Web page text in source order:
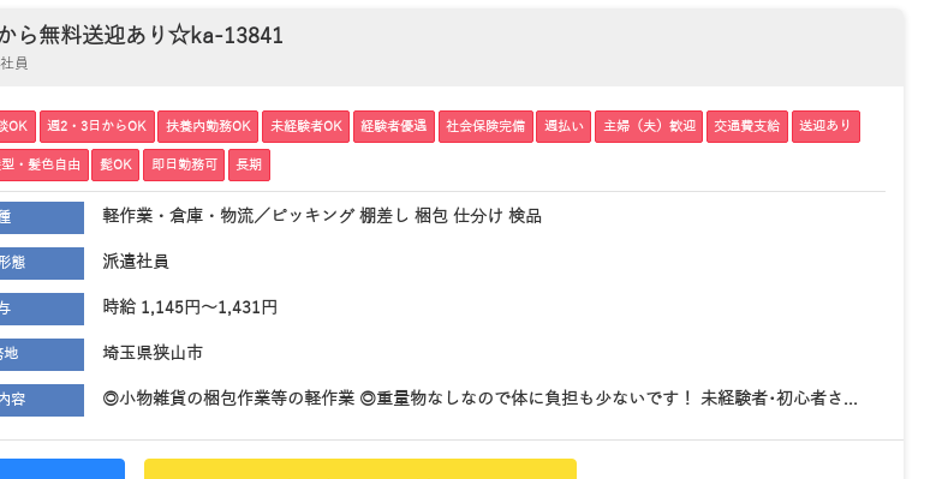
ら無料送迎あり☆ka-13841
員
OK 週2・3日からOK 扶養内勤務OK 未経験者OK 経験者優遇 社会保険完備 週払い 主婦（夫）歓迎 交通費支給 送迎あり
・髪色自由 髭OK 即日勤務可 長期
軽作業・倉庫・物流／ピッキング 棚差し 梱包 仕分け 検品
態 派遣社員
時給 1,145円～1,431円
地 埼玉県狭山市
容 ◎小物雑貨の梱包作業等の軽作業 ◎重量物なしなので体に負担も少ないです！ 未経験者･初心者さ...